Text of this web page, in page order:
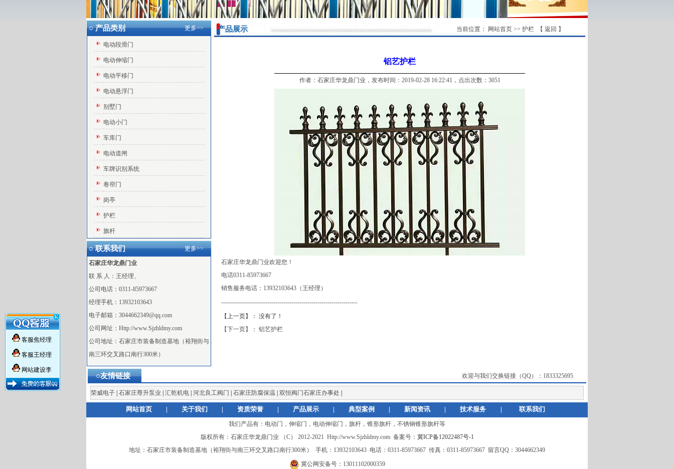
×
客服焦经理
客服王经理
网站建设李
○ 产品类别 更多>>
电动段滑门
电动伸缩门
电动平移门
电动悬浮门
别墅门
电动小门
车库门
电动道闸
车牌识别系统
卷帘门
岗亭
护栏
旗杆
○ 联系我们 更多>>
石家庄华龙鼎门业
联 系 人：王经理、
公司电话：0311-85973667
经理手机：13932103643
电子邮箱：3044662349@qq.com
公司网址：Http://www.Sjzhldmy.com
公司地址：石家庄市装备制造基地（裕翔街与
南三环交叉路口南行300米）
产品展示 当前位置： 网站首页 >> 护栏 【 返回 】
铝艺护栏
作者：石家庄华龙鼎门业，发布时间：2019-02-28 16:22:41，点出次数：3051
石家庄华龙鼎门业欢迎您！
电话0311-85973667
销售服务电话：13932103643（王经理）
--------------------------------------------------------------------
【上一页】： 没有了！
【下一页】： 铝艺护栏
○友情链接 欢迎与我们交换链接（QQ）： 1833325695
荣威电子 石家庄尊升泵业 汇乾机电 河北良工阀门 石家庄防腐保温 双恒阀门石家庄办事处
网站首页 | 关于我们 | 资质荣誉 | 产品展示 | 典型案例 | 新闻资讯 | 技术服务 | 联系我们
我们产品有： 电动门，伸缩门，电动伸缩门，旗杆，锥形旗杆，不锈钢锥形旗杆等
版权所有：石家庄华龙鼎门业 （C） 2012-2021 Http://www.Sjzhldmy.com 备案号： 冀ICP备12022487号-1
地址：石家庄市装备制造基地（裕翔街与南三环交叉路口南行300米） 手机：13932103643 电话：0311-85973667 传真：0311-85973667 留言QQ：3044662349
冀公网安备号：13011102000359